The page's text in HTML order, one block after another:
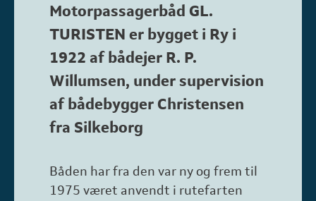
Motorpassagerbåd GL.
TURISTEN er bygget i Ry i
1922 af bådejer R. P.
Willumsen, under supervision
af bådebygger Christensen
fra Silkeborg
Båden har fra den var ny og frem til
1975 været anvendt i rutefarten